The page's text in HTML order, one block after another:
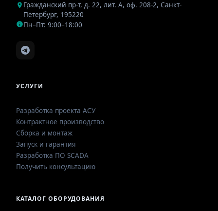
Гражданский пр-т, д. 22, лит. А, оф. 208-2, Санкт-
Петербург, 195220
Пн–Пт: 9:00–18:00
УСЛУГИ
Разработка проекта АСУ
Контрактное производство
Сборка и монтаж
Запуск и гарантия
Разработка ПО SCADA
Получить консультацию
КАТАЛОГ ОБОРУДОВАНИЯ